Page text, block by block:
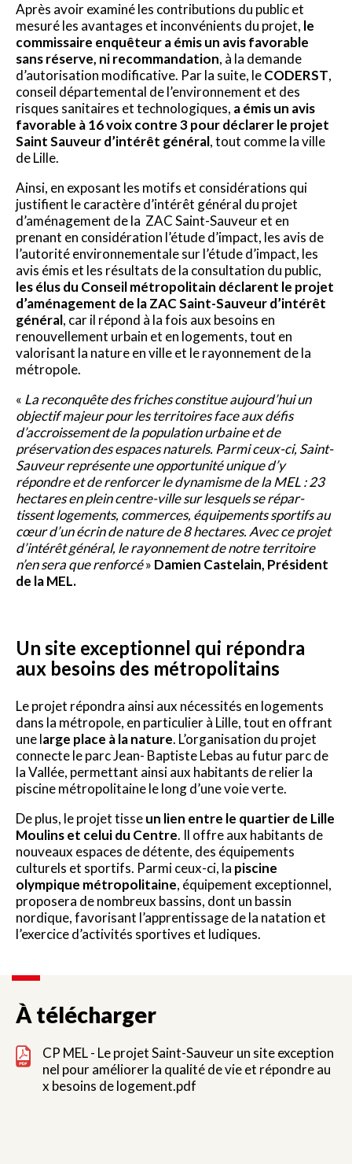
Après avoir examiné les contributions du public et
mesuré les avantages et inconvénients du projet, le
commissaire enquêteur a émis un avis favorable
sans réserve, ni recommandation, à la demande
d’autorisation modificative. Par la suite, leCODERST,
conseil départemental de l’environnement et des
risques sanitaires et technologiques, a émis un avis
favorable à 16 voix contre 3 pour déclarer le projet
Saint Sauveur d’intérêt général, tout comme la ville
de Lille.
Ainsi, en exposant les motifs et considérations qui
justifient le caractère d’intérêt général du projet
d’aménagement de la ZAC Saint-Sauveur et en
prenant en considération l’étude d’impact, les avis de
l’autorité environnementale sur l’étude d’impact, les
avis émis et les résultats de la consultation du public,
les élus du Conseil métropolitain déclarent le projet
d’aménagement de la ZAC Saint-Sauveur d’intérêt
général, car il répond à la fois aux besoins en
renouvellement urbain et en logements, tout en
valorisant la nature en ville et le rayonnement de la
métropole.
« La reconquête des friches constitue aujourd’hui un
objectif majeur pour les territoires face aux défis
d’accroissement de la population urbaine et de
préserva­tion des espaces naturels. Parmi ceux-­ci, Saint­-
Sauveur représente une opportu­nité unique d’y
répondre et de renforcer le dynamisme de la MEL : 23
hectares en plein centre-ville sur lesquels se répar­
tissent logements, commerces, équi­pements sportifs au
cœur d’un écrin de nature de 8 hectares. Avec ce projet
d’in­térêt général, le rayonnement de notre territoire
n’en sera que renforcé» Damien Castelain, Président
de la MEL.
Un site exceptionnel qui répondra
aux besoins des métropolitains
Le projet répondra ainsi aux nécessités en logements
dans la métropole, en particulier à Lille, tout en offrant
une large place à la nature. L’organisation du projet
connecte le parc Jean- Baptiste Lebas au futur parc de
la Vallée, permettant ainsi aux habitants de relier la
piscine métropolitaine le long d’une voie verte.
De plus, le projet tisseun lien entre le quartier de Lille
Moulins et celui du Centre. Il offre aux habitants de
nouveaux espaces de détente, des équipements
culturels et sportifs. Parmi ceux-ci, la piscine
olympique métropolitaine, équipement exceptionnel,
proposera de nombreux bassins, dont un bassin
nordique, favorisant l’apprentissage de la natation et
l’exercice d’activités sportives et ludiques.
À télécharger
CP MEL - Le projet Saint-Sauveur un site exception
nel pour améliorer la qualité de vie et répondre au
x besoins de logement.pdf